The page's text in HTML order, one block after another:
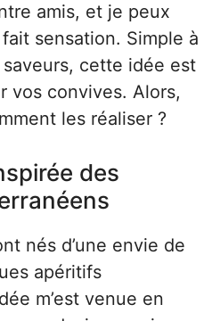
amis, et je peux
sensation. Simple à
cette idée est
vos convives. Alors,
les réaliser ?
des
nés d’une envie de
apéritifs
m’est venue en